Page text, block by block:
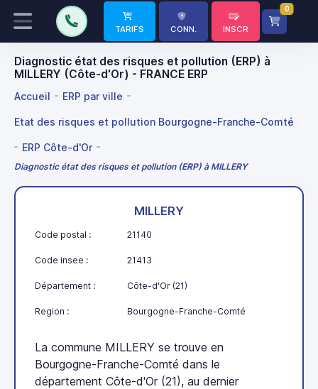
TARIFS CONN. INSCR
0
Diagnostic état des risques et pollution (ERP) à
MILLERY (Côte-d'Or) - FRANCE ERP
Accueil ERP par ville
Etat des risques et pollution Bourgogne-Franche-Comté
ERP Côte-d'Or
Diagnostic état des risques et pollution (ERP) à MILLERY
MILLERY
Code postal : 21140
Code insee : 21413
Département : Côte-d'Or (21)
Region : Bourgogne-Franche-Comté
La commune MILLERY se trouve en
Bourgogne-Franche-Comté dans le
département Côte-d'Or (21), au dernier